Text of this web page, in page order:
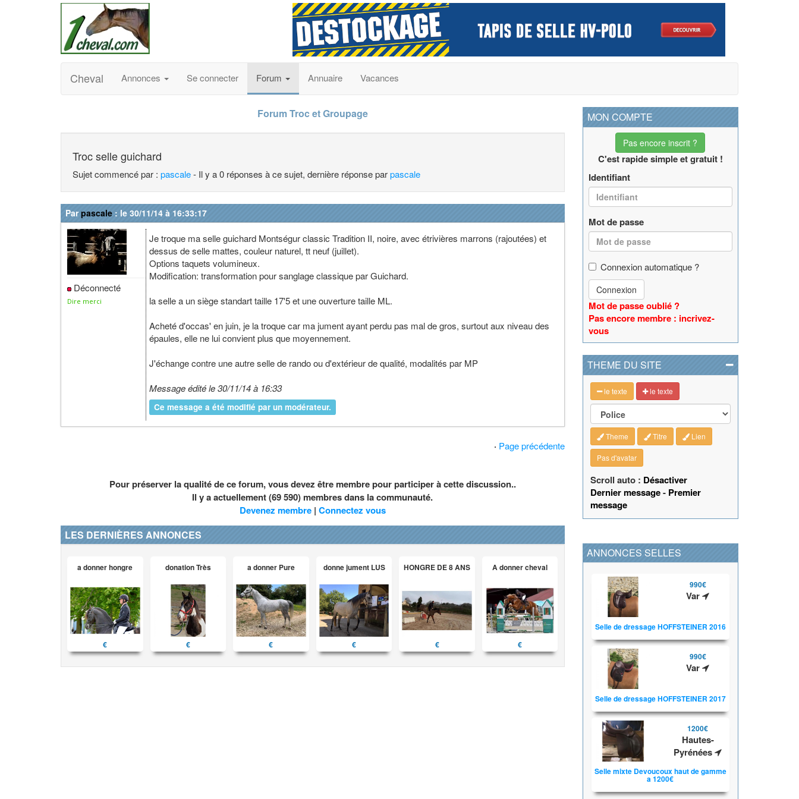
Cheval Annonces Se connecter Forum Annuaire Vacances
Forum Troc et Groupage
Troc selle guichard
Sujet commencé par : pascale- Il y a 0 réponses à ce sujet, dernière réponse parpascale
Parpascale : le 30/11/14 à 16:33:17
Déconnecté
Dire merci
Je troque ma selle guichard Montségur classic Tradition II, noire, avec étrivières marrons (rajoutées) et
dessus de selle mattes, couleur naturel, tt neuf (juillet).
Options taquets volumineux.
Modification: transformation pour sanglage classique par Guichard.
la selle a un siège standart taille 17'5 et une ouverture taille ML.
Acheté d'occas' en juin, je la troque car ma jument ayant perdu pas mal de gros, surtout aux niveau des
épaules, elle ne lui convient plus que moyennement.
J'échange contre une autre selle de rando ou d'extérieur de qualité, modalités par MP
Message édité le 30/11/14 à 16:33
Ce message a été modifié par un modérateur.
· Page précédente
Pour préserver la qualité de ce forum, vous devez être membre pour participer à cette discussion..
Il y a actuellement (69 590) membres dans la communauté.
Devenez membre| Connectez vous
LES DERNIÈRES ANNONCES
a donner hongre
€
donation Très
€
a donner Pure
€
donne jument LUS
€
HONGRE DE 8 ANS
€
A donner cheval
€
MON COMPTE
Pas encore inscrit ?
C'est rapide simple et gratuit !
Identifiant
Mot de passe
Connexion automatique ?
Connexion
Mot de passe oublié ?
Pas encore membre : incrivez-
vous
THEME DU SITE
le texte le texte
Theme Titre Lien
Pas d'avatar
Scroll auto : Désactiver
Dernier message- Premier
message
ANNONCES SELLES
990€
Var
Selle de dressage HOFFSTEINER 2016
990€
Var
Selle de dressage HOFFSTEINER 2017
1200€
Hautes-
Pyrénées
Selle mixte Devoucoux haut de gamme
a 1200€